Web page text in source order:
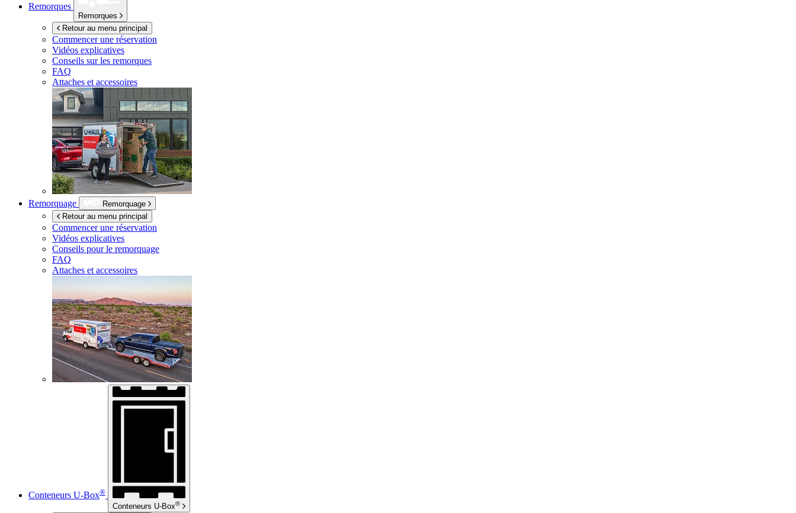
Remorques
Remorques
Retour au menu principal
Commencer une réservation
Vidéos explicatives
Conseils sur les remorques
FAQ
Attaches et accessoires
Remorquage
Remorquage
Retour au menu principal
Commencer une réservation
Vidéos explicatives
Conseils pour le remorquage
FAQ
Attaches et accessoires
Conteneurs U-Box®
Conteneurs U-Box®